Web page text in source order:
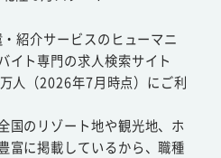
紹介サービスのヒューマニ
イト専門の求人検索サイト
人（2026年7月時点）にご利
国のリゾート地や観光地、ホ
富に掲載しているから、職種